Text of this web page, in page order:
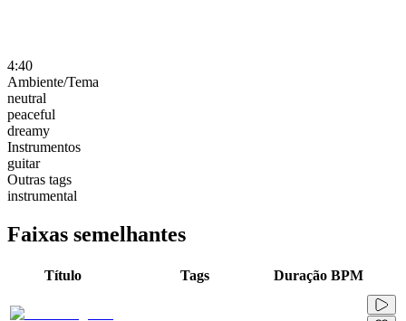
4:40
Ambiente/Tema
neutral
peaceful
dreamy
Instrumentos
guitar
Outras tags
instrumental
Faixas semelhantes
Título Tags Duração BPM